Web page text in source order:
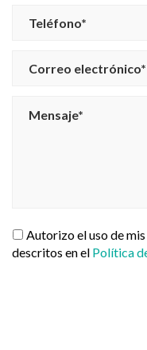
Autorizo el uso de
descritos en el Política